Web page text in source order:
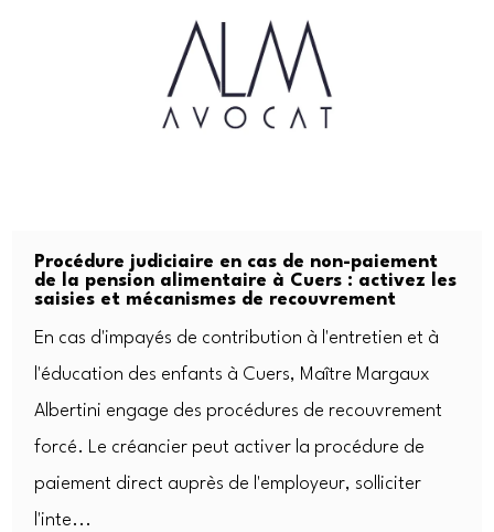
Procédure judiciaire en cas de non-paiement
de la pension alimentaire à Cuers : activez les
saisies et mécanismes de recouvrement
En cas d'impayés de contribution à l'entretien et à
l'éducation des enfants à Cuers, Maître Margaux
Albertini engage des procédures de recouvrement
forcé. Le créancier peut activer la procédure de
paiement direct auprès de l'employeur, solliciter
l'inte...